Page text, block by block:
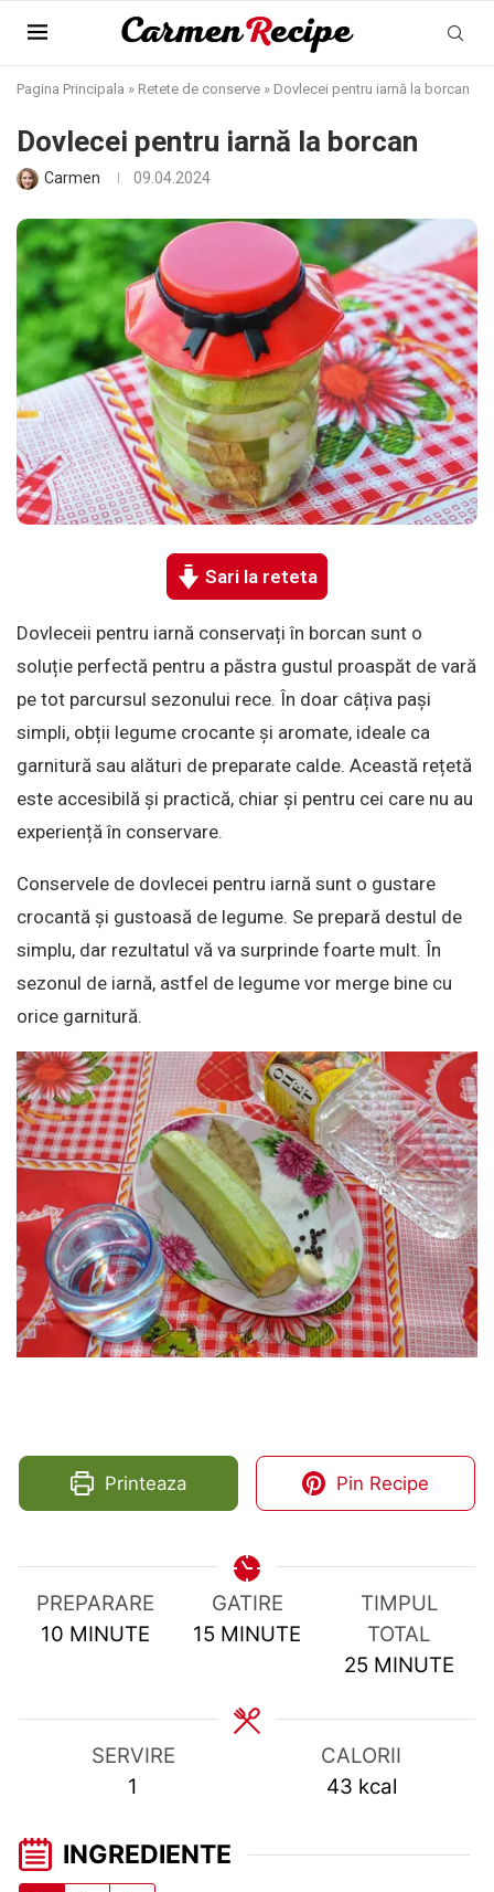
Pagina Principala » Retete de conserve » Dovlecei pentru iarnă la borcan
Dovlecei pentru iarnă la borcan
Carmen 09.04.2024
Sari la reteta
Dovleceii pentru iarnă conservați în borcan sunt o
soluție perfectă pentru a păstra gustul proaspăt de vară
pe tot parcursul sezonului rece. În doar câțiva pași
simpli, obții legume crocante și aromate, ideale ca
garnitură sau alături de preparate calde. Această rețetă
este accesibilă și practică, chiar și pentru cei care nu au
experiență în conservare.
Conservele de dovlecei pentru iarnă sunt o gustare
crocantă și gustoasă de legume. Se prepară destul de
simplu, dar rezultatul vă va surprinde foarte mult. În
sezonul de iarnă, astfel de legume vor merge bine cu
orice garnitură.
Printeaza Pin Recipe
PREPARARE
10MINUTES
MINUTE
GATIRE
15 MINUTES
MINUTE
TIMPUL
TOTAL
25 MINUTES
MINUTE
SERVIRE
1
CALORII
43 kcal
INGREDIENTE